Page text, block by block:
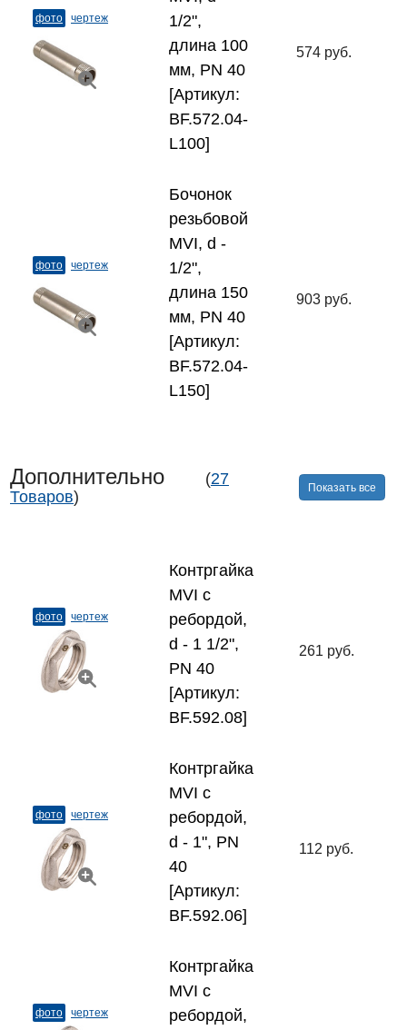
фото чертеж
1/2",
длина 100
мм, PN 40
[Артикул:
BF.572.04-
L100]
574 руб.
фото чертеж
Бочонок
резьбовой
MVI, d -
1/2",
длина 150
мм, PN 40
[Артикул:
BF.572.04-
L150]
903 руб.
Дополнительно (27
Товаров)
Показать все
фото чертеж
Контргайка
MVI с
ребордой,
d - 1 1/2",
PN 40
[Артикул:
BF.592.08]
261 руб.
фото чертеж
Контргайка
MVI с
ребордой,
d - 1", PN
40
[Артикул:
BF.592.06]
112 руб.
фото чертеж
Контргайка
MVI с
ребордой,